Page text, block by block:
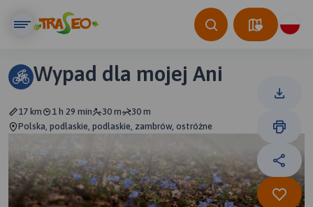
Wypad dla mojej Ani
17 km 1 h 29 min 30 m
30 m
Polska, podlaskie, podlaskie, zambrów, ostróżne